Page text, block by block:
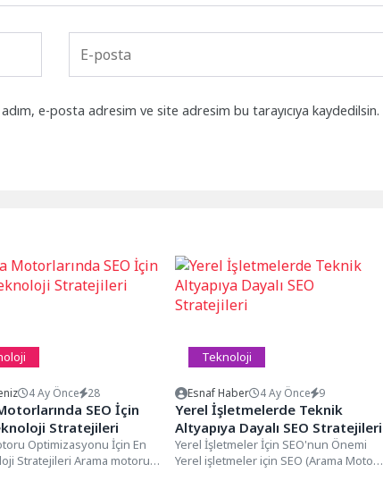
e-posta adresim ve site adresim bu tarayıcıya kaydedilsin.
4 Ay Önce 28
SEO İçin
Stratejileri
Optimizasyonu İçin En
Stratejileri Arama motoru
Teknoloji
Esnaf Haber 4 Ay Önce 9
Yerel İşletmelerde Teknik
Altyapıya Dayalı SEO Stratejileri
Yerel İşletmeler İçin SEO'nun Önemi
Yerel işletmeler için SEO (Arama Motoru